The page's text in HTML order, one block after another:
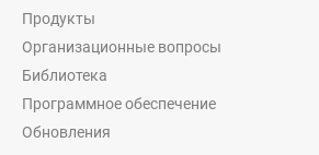
Продукты
Организационные вопросы
Библиотека
Программное обеспечение
Обновления